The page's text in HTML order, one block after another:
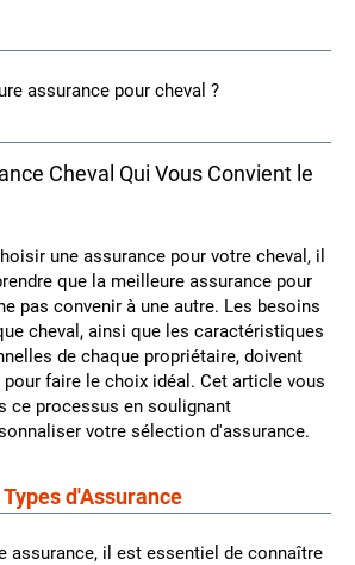
assurance pour cheval ?
Cheval Qui Vous Convient le
une assurance pour votre cheval, il
que la meilleure assurance pour
pas convenir à une autre. Les besoins
cheval, ainsi que les caractéristiques
de chaque propriétaire, doivent
faire le choix idéal. Cet article vous
ce processus en soulignant
votre sélection d'assurance.
d'Assurance
assurance, il est essentiel de connaître